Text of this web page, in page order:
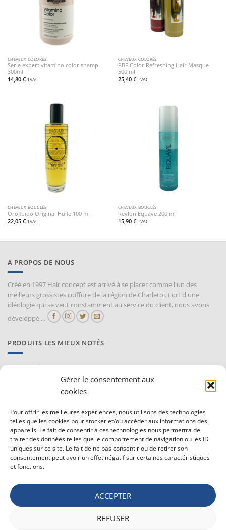
Gérer le consentement aux
cookies
Pour offrir les meilleures expériences, nous utilisons des technologies
telles que les cookies pour stocker et/ou accéder aux informations des
appareils. Le fait de consentir à ces technologies nous permettra de
traiter des données telles que le comportement de navigation ou les ID
uniques sur ce site. Le fait de ne pas consentir ou de retirer son
consentement peut avoir un effet négatif sur certaines caractéristiques
et fonctions.
ACCEPTER
REFUSER
CHEVEUX COLORÉS
Serie expert vitamino color shamp
300ml
14,80 € TVAC
CHEVEUX COLORÉS
PBF Color Refreshing Hair Masque
500 ml
25,40 € TVAC
CHEVEUX BOUCLÉS
Orofluido Original Huile 100 ml
22,05 € TVAC
CHEVEUX BOUCLÉS
Revlon Equave 200 ml
15,90 € TVAC
A PROPOS DE NOUS
Créé en 1997 Hair concept est arrivé à se placer comme l'un des
meilleurs grossistes coiffure de la région de Charleroi. Fort d'une
idéologie qui se veut constamment au service du client, nous avons
développé ...
PRODUITS LES MIEUX NOTÉS
10,30€ TVAC
Barburys Bloc d'alun 75 gr
7,20€ TVAC
CONDITIONS GÉNÉRALE DE VENTE ET VIE PRIVÉE
Vie privée
Politique de confidentialité